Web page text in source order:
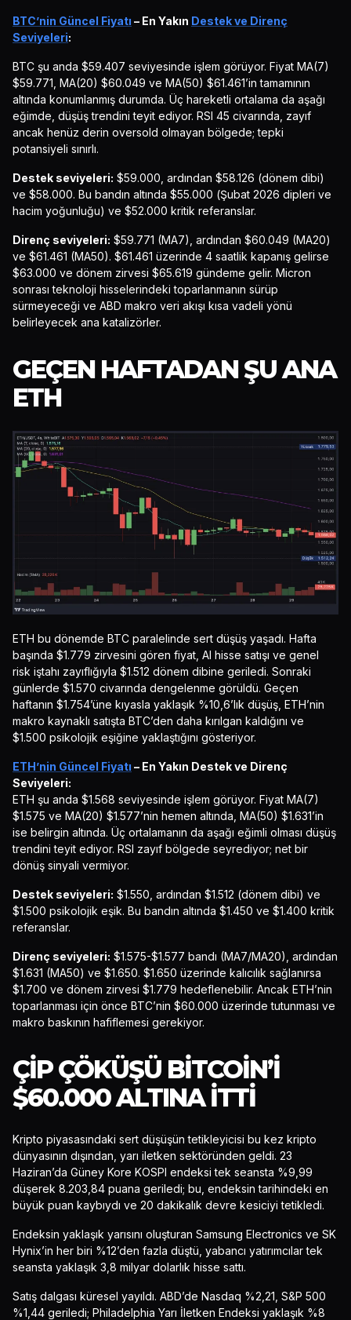
BTC’nin Güncel Fiyatı – En Yakın Destek ve Direnç
Seviyeleri:
BTC şu anda $59.407 seviyesinde işlem görüyor. Fiyat MA(7)
$59.771, MA(20) $60.049 ve MA(50) $61.461’in tamamının
altında konumlanmış durumda. Üç hareketli ortalama da aşağı
eğimde, düşüş trendini teyit ediyor. RSI 45 civarında, zayıf
ancak henüz derin oversold olmayan bölgede; tepki
potansiyeli sınırlı.
Destek seviyeleri: $59.000, ardından $58.126 (dönem dibi)
ve $58.000. Bu bandın altında $55.000 (Şubat 2026 dipleri ve
hacim yoğunluğu) ve $52.000 kritik referanslar.
Direnç seviyeleri: $59.771 (MA7), ardından $60.049 (MA20)
ve $61.461 (MA50). $61.461 üzerinde 4 saatlik kapanış gelirse
$63.000 ve dönem zirvesi $65.619 gündeme gelir. Micron
sonrası teknoloji hisselerindeki toparlanmanın sürüp
sürmeyeceği ve ABD makro veri akışı kısa vadeli yönü
belirleyecek ana katalizörler.
GEÇEN HAFTADAN ŞU ANA
ETH
ETH bu dönemde BTC paralelinde sert düşüş yaşadı. Hafta
başında $1.779 zirvesini gören fiyat, AI hisse satışı ve genel
risk iştahı zayıflığıyla $1.512 dönem dibine geriledi. Sonraki
günlerde $1.570 civarında dengelenme görüldü. Geçen
haftanın $1.754’üne kıyasla yaklaşık %10,6’lık düşüş, ETH’nin
makro kaynaklı satışta BTC’den daha kırılgan kaldığını ve
$1.500 psikolojik eşiğine yaklaştığını gösteriyor.
ETH’nin Güncel Fiyatı – En Yakın Destek ve Direnç
Seviyeleri:
ETH şu anda $1.568 seviyesinde işlem görüyor. Fiyat MA(7)
$1.575 ve MA(20) $1.577’nin hemen altında, MA(50) $1.631’in
ise belirgin altında. Üç ortalamanın da aşağı eğimli olması düşüş
trendini teyit ediyor. RSI zayıf bölgede seyrediyor; net bir
dönüş sinyali vermiyor.
Destek seviyeleri: $1.550, ardından $1.512 (dönem dibi) ve
$1.500 psikolojik eşik. Bu bandın altında $1.450 ve $1.400 kritik
referanslar.
Direnç seviyeleri: $1.575-$1.577 bandı (MA7/MA20), ardından
$1.631 (MA50) ve $1.650. $1.650 üzerinde kalıcılık sağlanırsa
$1.700 ve dönem zirvesi $1.779 hedeflenebilir. Ancak ETH’nin
toparlanması için önce BTC’nin $60.000 üzerinde tutunması ve
makro baskının hafiflemesi gerekiyor.
ÇIP ÇÖKÜŞÜ BITCOIN’I
$60.000 ALTINA İTTI
Kripto piyasasındaki sert düşüşün tetikleyicisi bu kez kripto
dünyasının dışından, yarı iletken sektöründen geldi. 23
Haziran’da Güney Kore KOSPI endeksi tek seansta %9,99
düşerek 8.203,84 puana geriledi; bu, endeksin tarihindeki en
büyük puan kaybıydı ve 20 dakikalık devre kesiciyi tetikledi.
Endeksin yaklaşık yarısını oluşturan Samsung Electronics ve SK
Hynix’in her biri %12’den fazla düştü, yabancı yatırımcılar tek
seansta yaklaşık 3,8 milyar dolarlık hisse sattı.
Satış dalgası küresel yayıldı. ABD’de Nasdaq %2,21, S&P 500
%1,44 geriledi; Philadelphia Yarı İletken Endeksi yaklaşık %8